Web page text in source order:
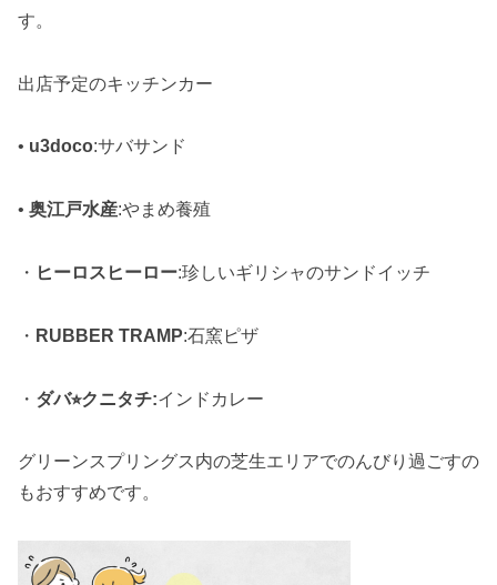
す。
出店予定のキッチンカー
• u3doco:サバサンド
• 奥江戸水産:やまめ養殖
・ ヒーロスヒーロー:珍しいギリシャのサンドイッチ
・ RUBBER TRAMP:石窯ピザ
・ ダバ⭐︎クニタチ:インドカレー
グリーンスプリングス内の芝生エリアでのんびり過ごすの
もおすすめです。